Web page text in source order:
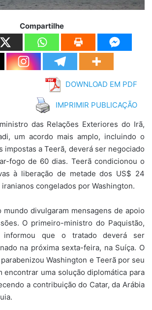
Compartilhe
DOWNLOAD EM PDF
IMPRIMIR PUBLICAÇÃO
das Relações Exteriores do Irã,
um acordo mais amplo, incluindo o
impostas a Teerã, deverá ser negociado
fogo de 60 dias. Teerã condicionou o
à liberação de metade dos US$ 24
congelados por Washington.
mundo divulgaram mensagens de apoio
O primeiro-ministro do Paquistão,
informou que o tratado deverá ser
na próxima sexta-feira, na Suíça. O
Washington e Teerã por seu
encontrar uma solução diplomática para
a contribuição do Catar, da Arábia